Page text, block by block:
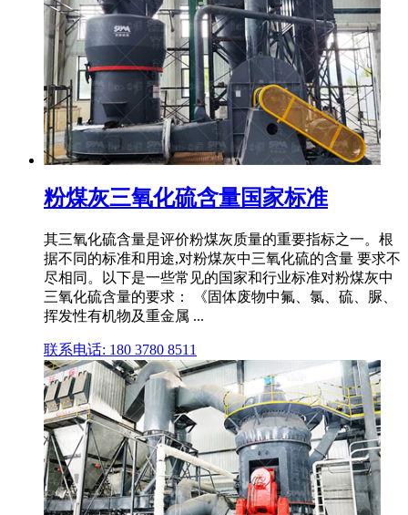
粉煤灰三氧化硫含量国家标准
其三氧化硫含量是评价粉煤灰质量的重要指标之一。根
据不同的标准和用途,对粉煤灰中三氧化硫的含量 要求不
尽相同。以下是一些常见的国家和行业标准对粉煤灰中
三氧化硫含量的要求： 《固体废物中氟、氯、硫、脲、
挥发性有机物及重金属 ...
联系电话: 180 3780 8511